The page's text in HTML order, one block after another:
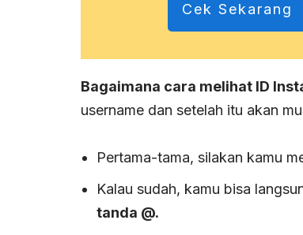
Cek Sekarang
Bagaimana cara melihat ID
username dan setelah itu akan
Pertama-tama, silakan kamu
Kalau sudah, kamu bisa
tanda @.